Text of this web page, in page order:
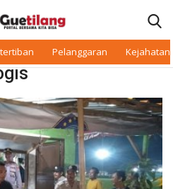
Pelanggaran Kejahatan
Daftar